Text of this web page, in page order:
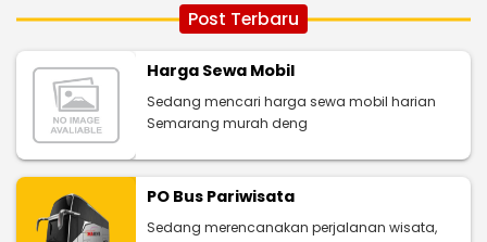
Post Terbaru
Harga Sewa Mobil
Sedang mencari harga sewa mobil harian
Semarang murah deng
PO Bus Pariwisata
Sedang merencanakan perjalanan wisata,